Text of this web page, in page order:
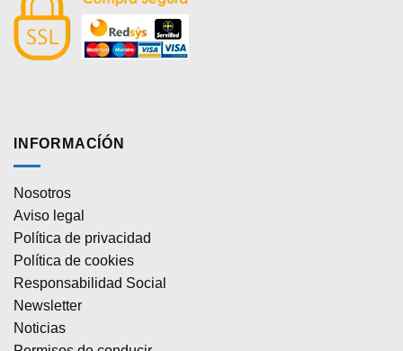
INFORMACÍÓN
Nosotros
Aviso legal
Política de privacidad
Política de cookies
Responsabilidad Social
Newsletter
Noticias